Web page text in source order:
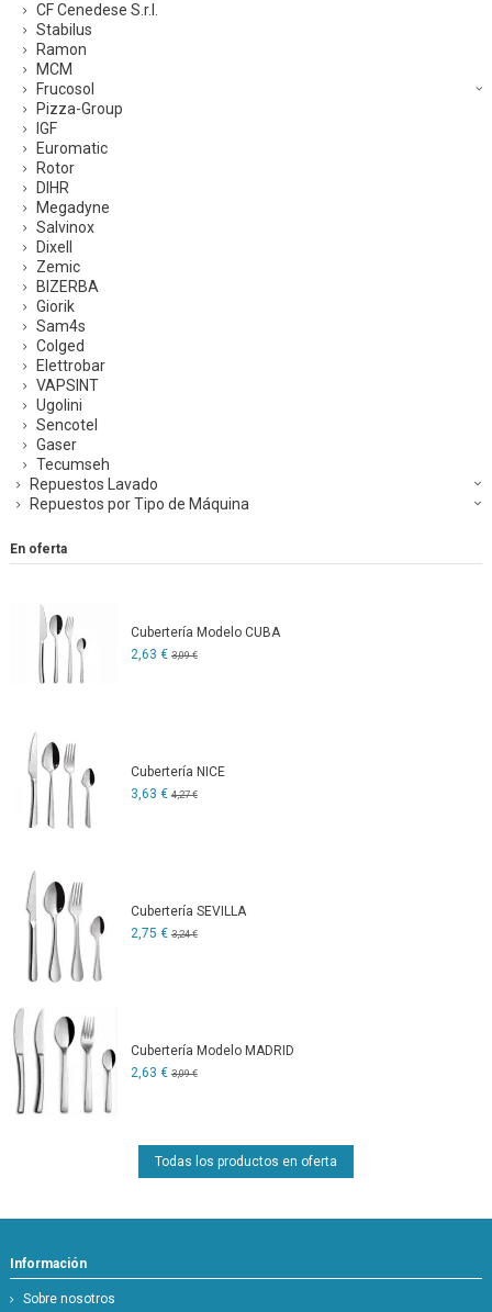
CF Cenedese S.r.l.
Stabilus
Ramon
MCM
Frucosol
Pizza-Group
IGF
Euromatic
Rotor
DIHR
Megadyne
Salvinox
Dixell
Zemic
BIZERBA
Giorik
Sam4s
Colged
Elettrobar
VAPSINT
Ugolini
Sencotel
Gaser
Tecumseh
Repuestos Lavado
Repuestos por Tipo de Máquina
En oferta
Cubertería Modelo CUBA
2,63 € 3,09 €
Cubertería NICE
3,63 € 4,27 €
Cubertería SEVILLA
2,75 € 3,24 €
Cubertería Modelo MADRID
2,63 € 3,09 €
Todas los productos en oferta
Información
Sobre nosotros